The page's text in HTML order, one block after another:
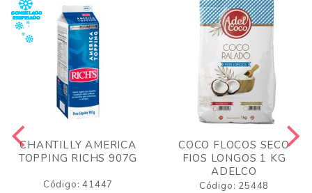
CHANTILLY AMERICA
TOPPING RICHS 907G
Código: 41447
COCO FLOCOS SECO
FIOS LONGOS 1 KG
ADELCO
Código: 25448